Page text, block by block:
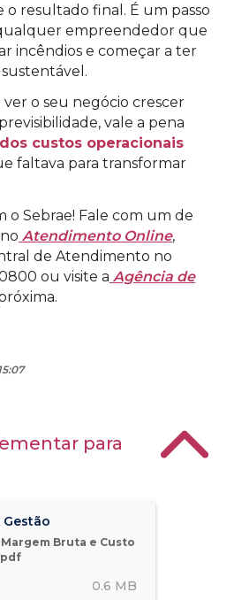
resultado final. É um passo
empreendedor que
incêndios e começar a ter
ver o seu negócio crescer
vale a pena
custos operacionais
faltava para transformar
o Sebrae! Fale com um de
Atendimento Online,
de Atendimento no
ou visite a Agência de
para
Bruta e Custo
0.6 MB